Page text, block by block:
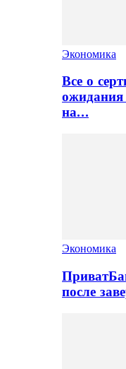
Экономика
Все о
на…
Экономика
после